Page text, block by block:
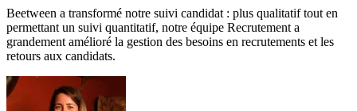
Beetween a transformé notre suivi candidat : plus qualitatif tout en
permettant un suivi quantitatif, notre équipe Recrutement a
grandement amélioré la gestion des besoins en recrutements et les
retours aux candidats.